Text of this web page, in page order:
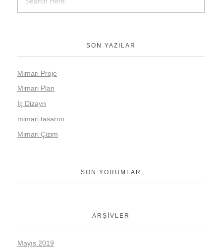
SON YAZILAR
Mimari Proje
Mimari Plan
İç Dizayn
mimari tasarım
Mimari Çizim
SON YORUMLAR
ARŞIVLER
Mayıs 2019